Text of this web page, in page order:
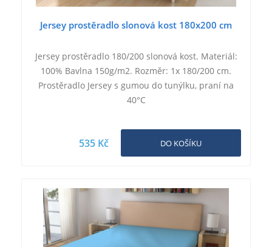
Jersey prostěradlo slonová kost 180x200 cm
Jersey prostěradlo 180/200 slonová kost. Materiál:
100% Bavlna 150g/m2. Rozměr: 1x 180/200 cm.
Prostěradlo Jersey s gumou do tunýlku, praní na
40°C
535 Kč DO KOŠÍKU